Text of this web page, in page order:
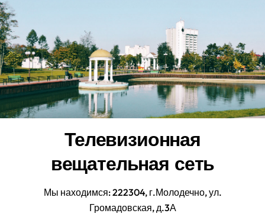
Перейти
к
содержанию
Телевизионная
вещательная сеть
Мы находимся: 222304, г.Молодечно, ул.
Громадовская, д.3А